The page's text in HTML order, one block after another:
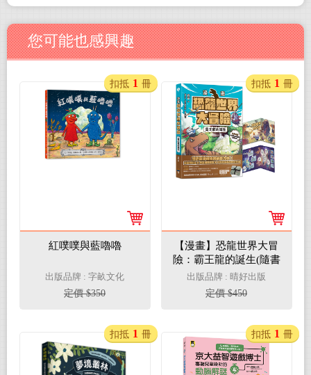
您可能也感興趣
紅噗噗與藍嚕嚕
出版品牌 : 字畝文化
定價 $350
扣抵 1 冊
【漫畫】恐龍世界大冒
險：霸王龍的誕生(隨書
附贈恐龍大逃殺雙面海
報)
出版品牌 : 晴好出版
定價 $450
扣抵 1 冊
扣抵 1 冊 扣抵 1 冊